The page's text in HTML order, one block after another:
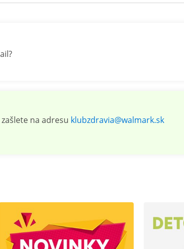
na adresu klubzdravia@walmark.sk